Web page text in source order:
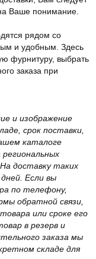
Ваше понимание.
рядом со
и удобным. Здесь
фурнитуру, выбрать
заказа при
и изображение
срок поставки,
каталоге
доставку таких
Если вы
по телефону,
обратной связи,
или сроке его
в резерв и
заказа мы
складе для